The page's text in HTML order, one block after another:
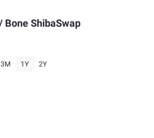
Bone ShibaSwap
3M 1Y 2Y